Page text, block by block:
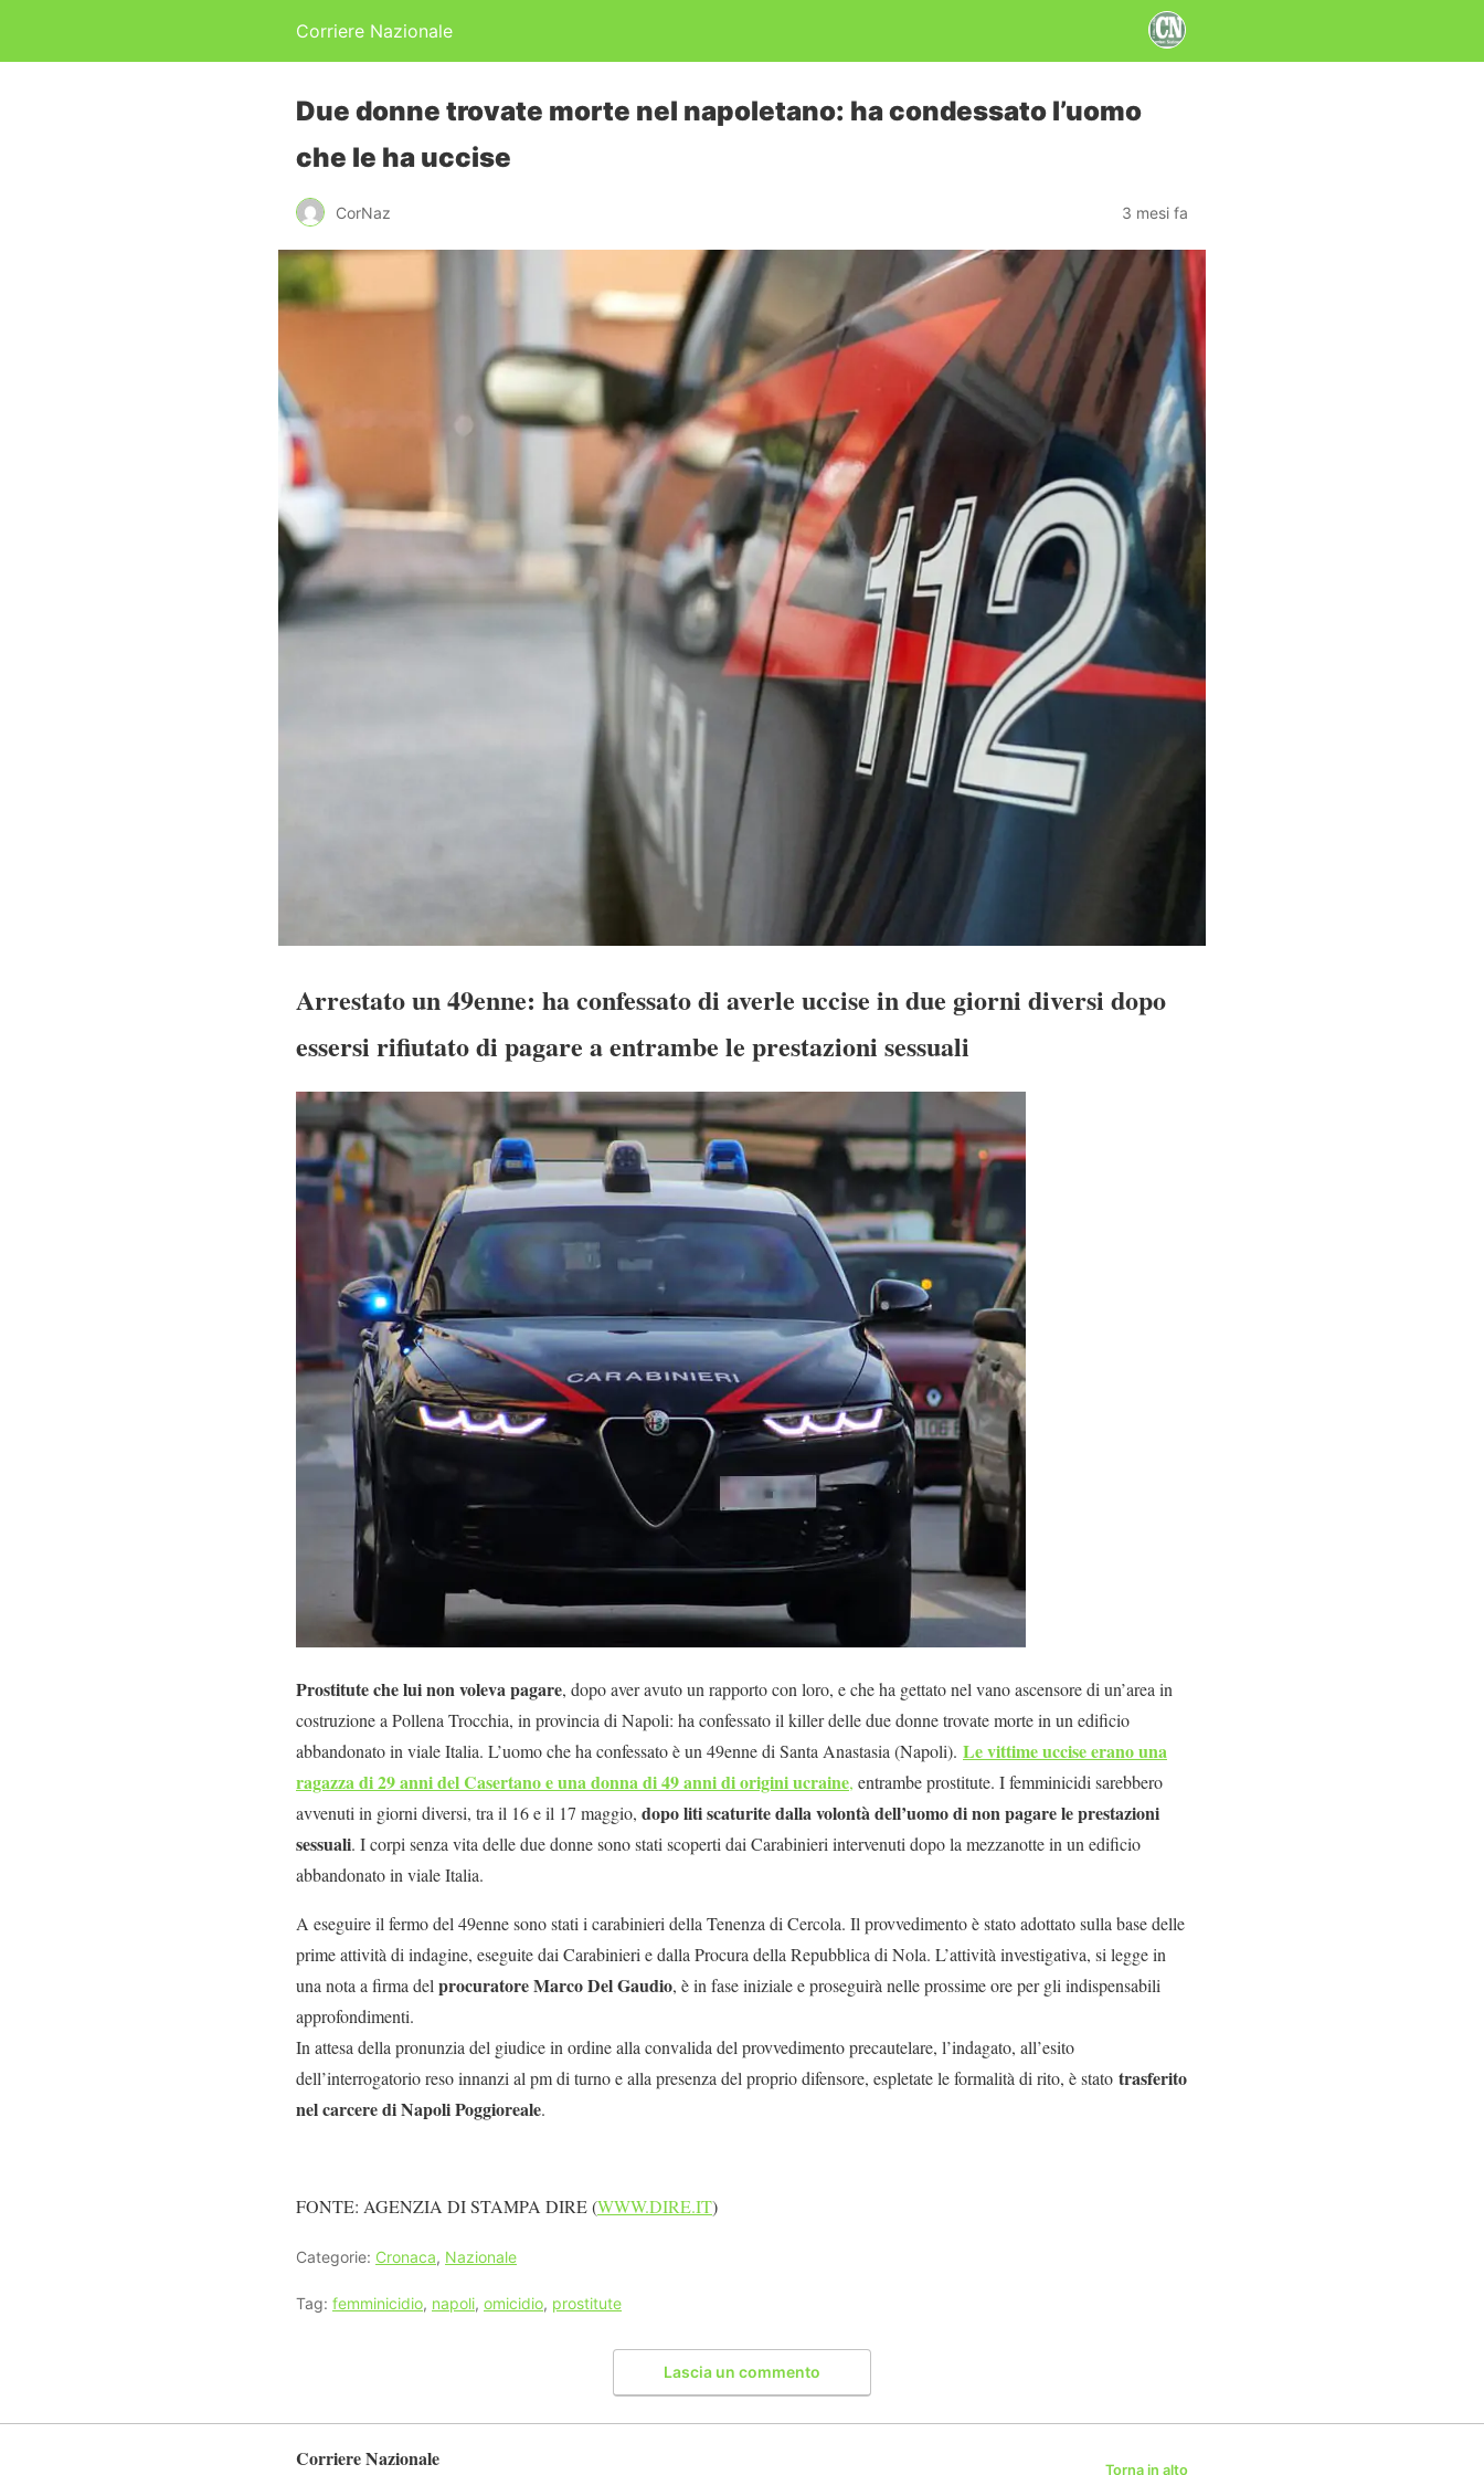
Corriere Nazionale
Due donne trovate morte nel napoletano: ha condessato l’uomo
che le ha uccise
CorNaz 3 mesi fa
Arrestato un 49enne: ha confessato di averle uccise in due giorni diversi dopo
essersi rifiutato di pagare a entrambe le prestazioni sessuali
Prostitute che lui non voleva pagare, dopo aver avuto un rapporto con loro, e che ha gettato nel vano ascensore di un’area in
costruzione a Pollena Trocchia, in provincia di Napoli: ha confessato il killer delle due donne trovate morte in un edificio
abbandonato in viale Italia. L’uomo che ha confessato è un 49enne di Santa Anastasia (Napoli). Le vittime uccise erano una
ragazza di 29 anni del Casertano e una donna di 49 anni di origini ucraine, entrambe prostitute. I femminicidi sarebbero
avvenuti in giorni diversi, tra il 16 e il 17 maggio, dopo liti scaturite dalla volontà dell’uomo di non pagare le prestazioni
sessuali. I corpi senza vita delle due donne sono stati scoperti dai Carabinieri intervenuti dopo la mezzanotte in un edificio
abbandonato in viale Italia.
A eseguire il fermo del 49enne sono stati i carabinieri della Tenenza di Cercola. Il provvedimento è stato adottato sulla base delle
prime attività di indagine, eseguite dai Carabinieri e dalla Procura della Repubblica di Nola. L’attività investigativa, si legge in
una nota a firma del procuratore Marco Del Gaudio, è in fase iniziale e proseguirà nelle prossime ore per gli indispensabili
approfondimenti.
In attesa della pronunzia del giudice in ordine alla convalida del provvedimento precautelare, l’indagato, all’esito
dell’interrogatorio reso innanzi al pm di turno e alla presenza del proprio difensore, espletate le formalità di rito, è stato trasferito
nel carcere di Napoli Poggioreale.
FONTE: AGENZIA DI STAMPA DIRE (WWW.DIRE.IT)
Categorie: Cronaca, Nazionale
Tag: femminicidio, napoli, omicidio, prostitute
Lascia un commento
Corriere Nazionale Torna in alto